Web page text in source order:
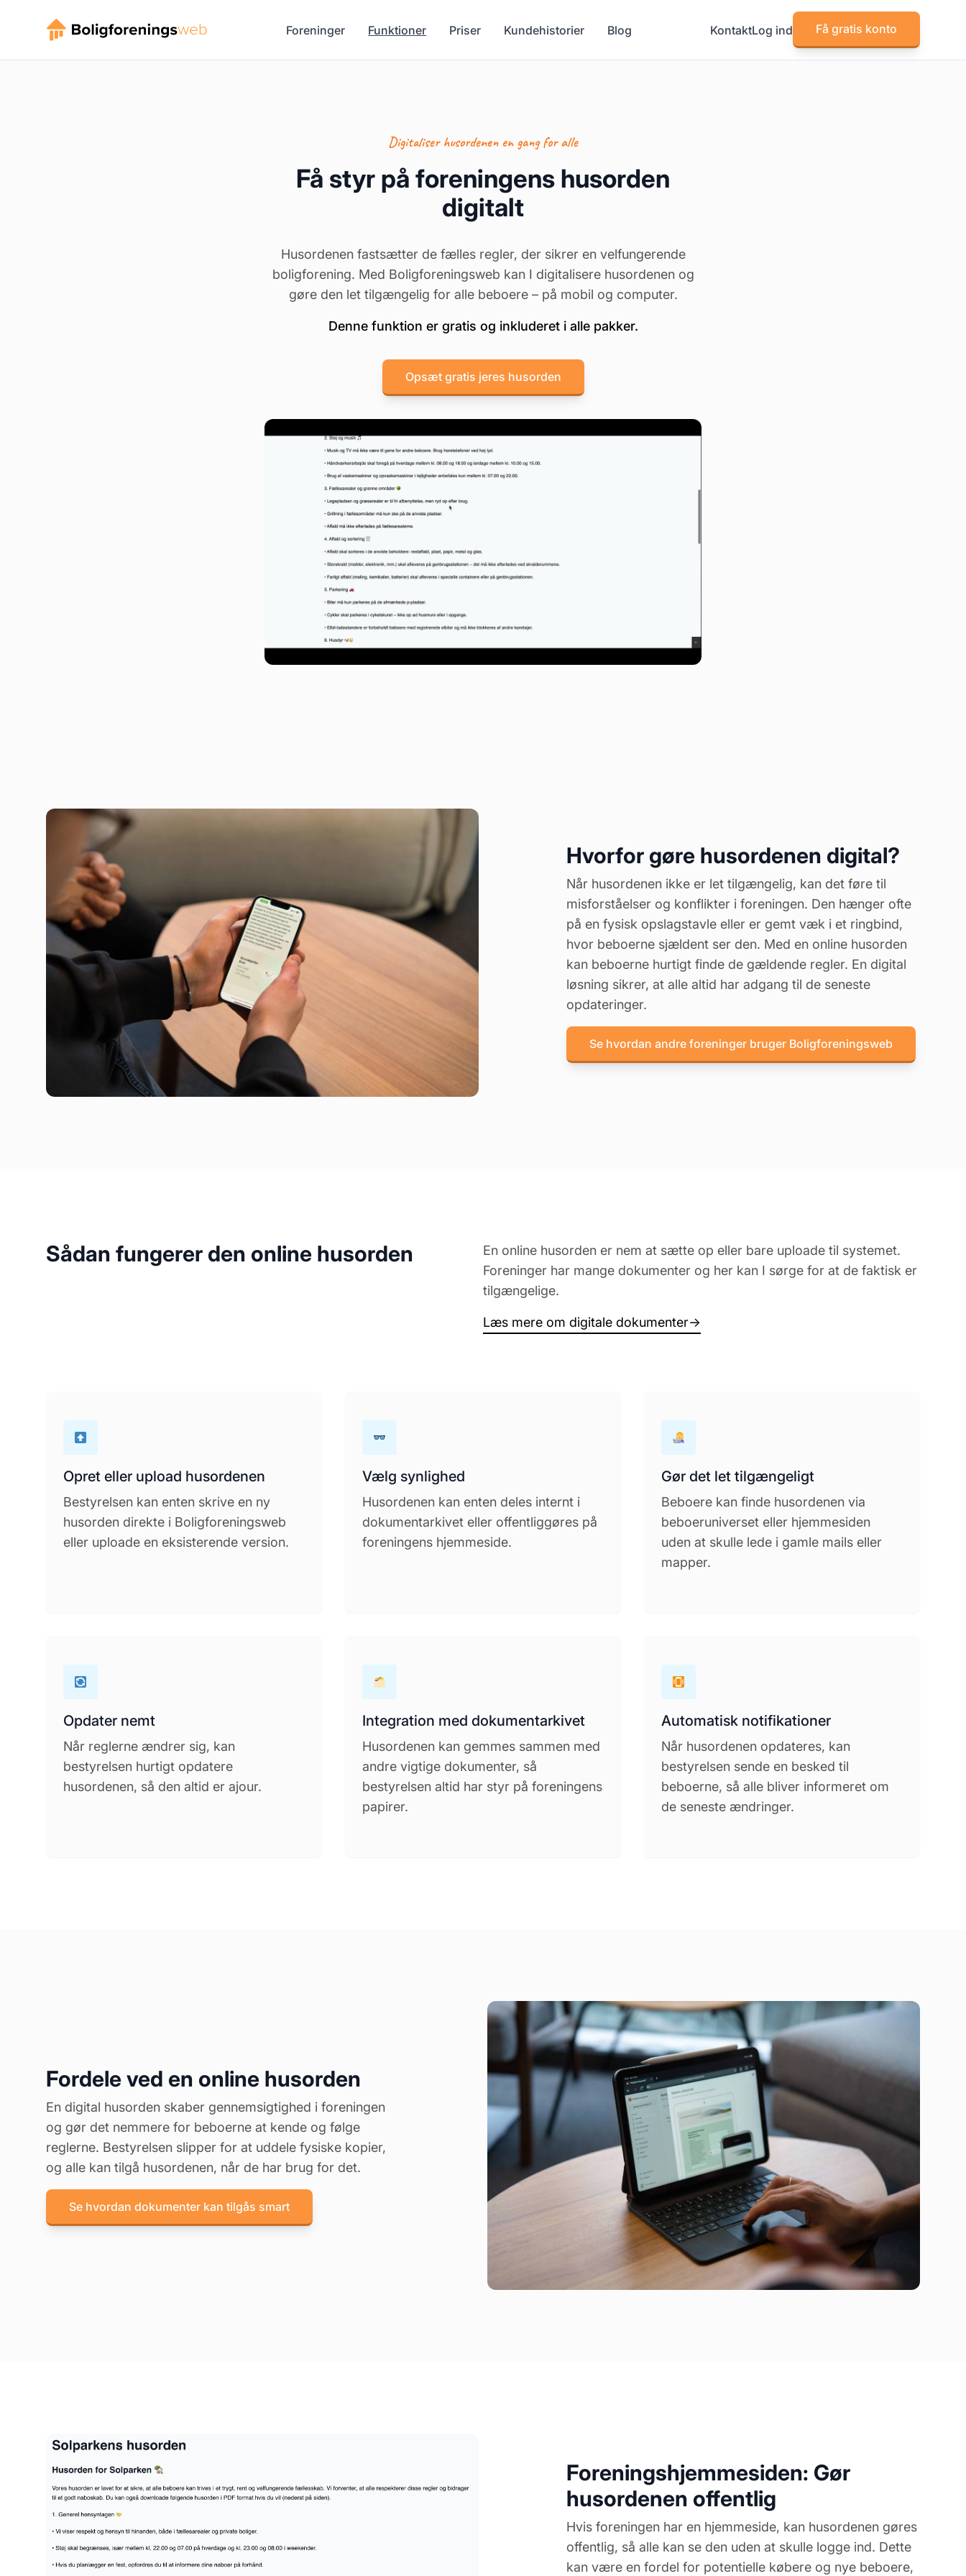
Foreninger Funktioner Priser Kundehistorier Blog KontaktLog ind Få gratis konto
Digitaliser husordenen en gang for alle
Få styr på foreningens husorden
digitalt
Husordenen fastsætter de fælles regler, der sikrer en velfungerende
boligforening. Med Boligforeningsweb kan I digitalisere husordenen og
gøre den let tilgængelig for alle beboere – på mobil og computer.
Denne funktion er gratis og inkluderet i alle pakker.
Opsæt gratis jeres husorden
Hvorfor gøre husordenen digital?
Når husordenen ikke er let tilgængelig, kan det føre til
misforståelser og konflikter i foreningen. Den hænger ofte
på en fysisk opslagstavle eller er gemt væk i et ringbind,
hvor beboerne sjældent ser den. Med en online husorden
kan beboerne hurtigt finde de gældende regler. En digital
løsning sikrer, at alle altid har adgang til de seneste
opdateringer.
Se hvordan andre foreninger bruger Boligforeningsweb
Sådan fungerer den online husorden
En online husorden er nem at sætte op eller bare uploade til systemet.
Foreninger har mange dokumenter og her kan I sørge for at de faktisk er
tilgængelige.
Læs mere om digitale dokumenter→
Opret eller upload husordenen
Bestyrelsen kan enten skrive en ny
husorden direkte i Boligforeningsweb
eller uploade en eksisterende version.
Vælg synlighed
Husordenen kan enten deles internt i
dokumentarkivet eller offentliggøres på
foreningens hjemmeside.
Gør det let tilgængeligt
Beboere kan finde husordenen via
beboeruniverset eller hjemmesiden
uden at skulle lede i gamle mails eller
mapper.
Opdater nemt
Når reglerne ændrer sig, kan
bestyrelsen hurtigt opdatere
husordenen, så den altid er ajour.
Integration med dokumentarkivet
Husordenen kan gemmes sammen med
andre vigtige dokumenter, så
bestyrelsen altid har styr på foreningens
papirer.
Automatisk notifikationer
Når husordenen opdateres, kan
bestyrelsen sende en besked til
beboerne, så alle bliver informeret om
de seneste ændringer.
Fordele ved en online husorden
En digital husorden skaber gennemsigtighed i foreningen
og gør det nemmere for beboerne at kende og følge
reglerne. Bestyrelsen slipper for at uddele fysiske kopier,
og alle kan tilgå husordenen, når de har brug for det.
Se hvordan dokumenter kan tilgås smart
Foreningshjemmesiden: Gør
husordenen offentlig
Hvis foreningen har en hjemmeside, kan husordenen gøres
offentlig, så alle kan se den uden at skulle logge ind. Dette
kan være en fordel for potentielle købere og nye beboere,